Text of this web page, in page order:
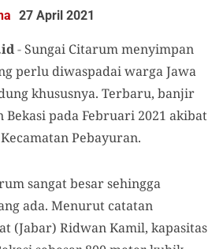
27 April 2021
- Sungai Citarum menyimpan
perlu diwaspadai warga Jawa
khususnya. Terbaru, banjir
Bekasi pada Februari 2021 akibat
Pebayuran.
sangat besar sehingga
ada. Menurut catatan
(Jabar) Ridwan Kamil, kapasitas